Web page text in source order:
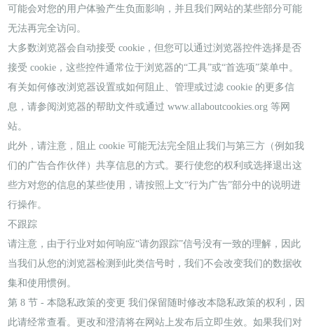
可能会对您的用户体验产生负面影响，并且我们网站的某些部分可能
无法再完全访问。
大多数浏览器会自动接受 cookie，但您可以通过浏览器控件选择是否
接受 cookie，这些控件通常位于浏览器的“工具”或“首选项”菜单中。
有关如何修改浏览器设置或如何阻止、管理或过滤 cookie 的更多信
息，请参阅浏览器的帮助文件或通过 www.allaboutcookies.org 等网
站。
此外，请注意，阻止 cookie 可能无法完全阻止我们与第三方（例如我
们的广告合作伙伴）共享信息的方式。要行使您的权利或选择退出这
些方对您的信息的某些使用，请按照上文“行为广告”部分中的说明进
行操作。
不跟踪
请注意，由于行业对如何响应“请勿跟踪”信号没有一致的理解，因此
当我们从您的浏览器检测到此类信号时，我们不会改变我们的数据收
集和使用惯例。
第 8 节 - 本隐私政策的变更 我们保留随时修改本隐私政策的权利，因
此请经常查看。更改和澄清将在网站上发布后立即生效。如果我们对